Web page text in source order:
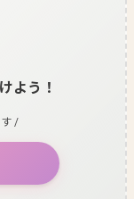
よう！
/